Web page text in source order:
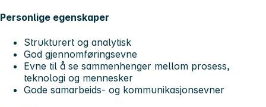
Personlige egenskaper
Strukturert og analytisk
God gjennomføringsevne
Evne til å se sammenhenger mellom prosess,
teknologi og mennesker
Gode samarbeids- og kommunikasjonsevner